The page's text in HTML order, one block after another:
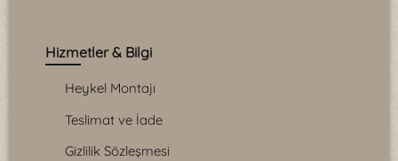
Hizmetler & Bilgi
Heykel Montajı
Teslimat ve İade
Gizlilik Sözleşmesi